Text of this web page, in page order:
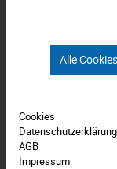
Technische Daten
Produkt FAQs
Alle
Cookies
Datenschutzerklärung
AGB
Impressum